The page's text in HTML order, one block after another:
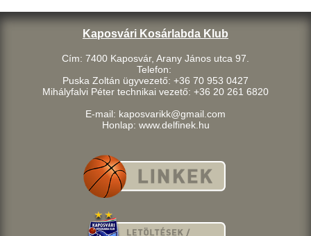
Kaposvári Kosárlabda Klub
Cím: 7400 Kaposvár, Arany János utca 97.
Telefon:
Puska Zoltán ügyvezető: +36 70 953 0427
Mihályfalvi Péter technikai vezető: +36 20 261 6820
E-mail: kaposvarikk@gmail.com
Honlap: www.delfinek.hu